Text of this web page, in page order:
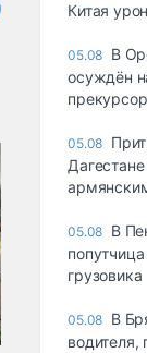
Китая
05.08 В
осуждён
05.08
05.08 В
грузовика
05.08 В
водителя,